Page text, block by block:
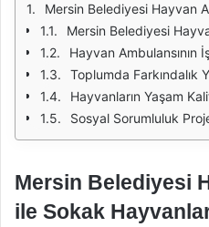
Mersin Belediyesi Hayvan
Mersin Belediyesi
Hayvan Ambulansının
Toplumda Farkındalık
Hayvanların Yaşam
Sosyal Sorumluluk
Mersin Belediyesi
ile Sokak